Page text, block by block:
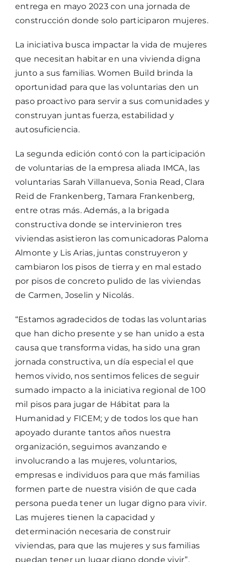
entrega en mayo 2023 con una jornada de
construcción donde solo participaron mujeres.
La iniciativa busca impactar la vida de mujeres
que necesitan habitar en una vivienda digna
junto a sus familias. Women Build brinda la
oportunidad para que las voluntarias den un
paso proactivo para servir a sus comunidades y
construyan juntas fuerza, estabilidad y
autosuficiencia.
La segunda edición contó con la participación
de voluntarias de la empresa aliada IMCA, las
voluntarias Sarah Villanueva, Sonia Read, Clara
Reid de Frankenberg, Tamara Frankenberg,
entre otras más. Además, a la brigada
constructiva donde se intervinieron tres
viviendas asistieron las comunicadoras Paloma
Almonte y Lis Arias, juntas construyeron y
cambiaron los pisos de tierra y en mal estado
por pisos de concreto pulido de las viviendas
de Carmen, Joselin y Nicolás.
“Estamos agradecidos de todas las voluntarias
que han dicho presente y se han unido a esta
causa que transforma vidas, ha sido una gran
jornada constructiva, un día especial el que
hemos vivido, nos sentimos felices de seguir
sumado impacto a la iniciativa regional de 100
mil pisos para jugar de Hábitat para la
Humanidad y FICEM; y de todos los que han
apoyado durante tantos años nuestra
organización, seguimos avanzando e
involucrando a las mujeres, voluntarios,
empresas e individuos para que más familias
formen parte de nuestra visión de que cada
persona pueda tener un lugar digno para vivir.
Las mujeres tienen la capacidad y
determinación necesaria de construir
viviendas, para que las mujeres y sus familias
puedan tener un lugar digno donde vivir”,